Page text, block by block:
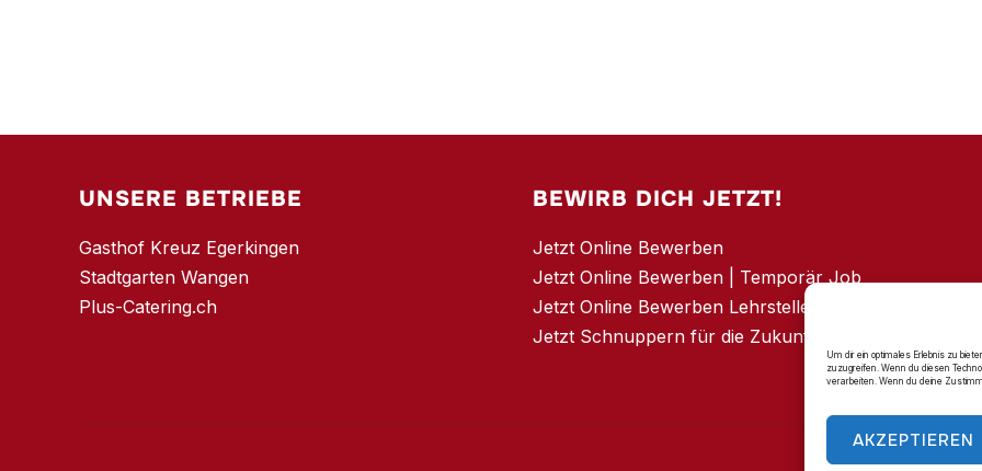
Um dir ein optimales Erlebnis zu
zuzugreifen. Wenn du diesen
verarbeiten. Wenn du deine
AKZEPTIEREN
UNSERE BETRIEBE
Gasthof Kreuz Egerkingen
Stadtgarten Wangen
Plus-Catering.ch
BEWIRB DICH JETZT!
Jetzt Online Bewerben
Jetzt Online Bewerben | Temporär Job
Jetzt Online Bewerben Lehrstelle
Jetzt Schnuppern für die Zukunft